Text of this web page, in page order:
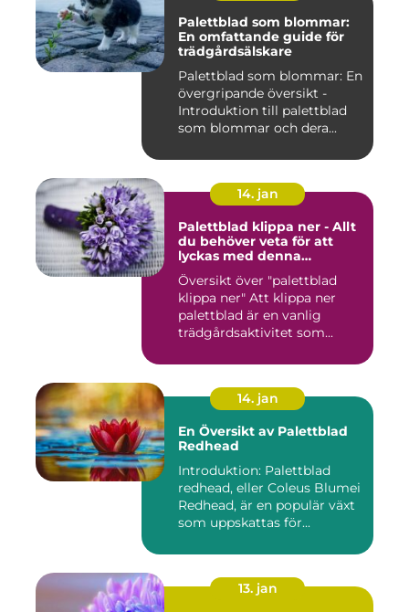
Palettblad som blommar:
En omfattande guide för
trädgårdsälskare
Palettblad som blommar: En
övergripande översikt -
Introduktion till palettblad
som blommar och dera...
14. jan
Palettblad klippa ner - Allt
du behöver veta för att
lyckas med denna
populära trädgårdsaktivitet
Översikt över "palettblad
klippa ner" Att klippa ner
palettblad är en vanlig
trädgårdsaktivitet som...
14. jan
En Översikt av Palettblad
Redhead
Introduktion: Palettblad
redhead, eller Coleus Blumei
Redhead, är en populär växt
som uppskattas för...
13. jan